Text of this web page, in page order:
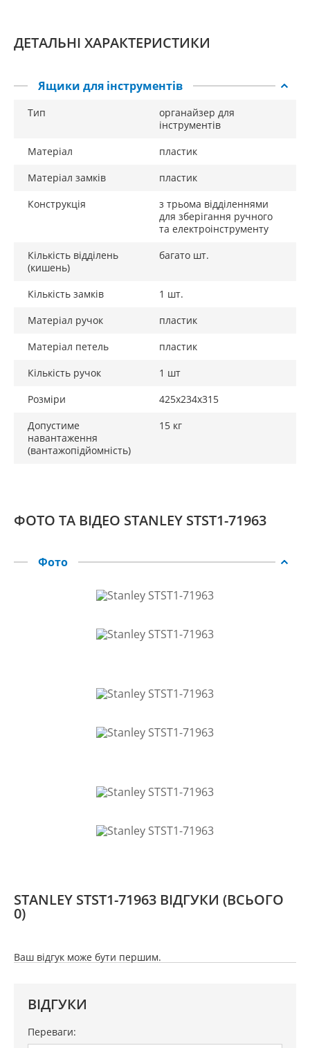
ДЕТАЛЬНІ ХАРАКТЕРИСТИКИ
Ящики для інструментів
Тип
органайзер для
інструментів
Матеріал
пластик
Матеріал замків
пластик
Конструкція
з трьома відділеннями
для зберігання ручного
та електроінструменту
Кількість відділень
(кишень)
багато шт.
Кількість замків
1 шт.
Матеріал ручок
пластик
Матеріал петель
пластик
Кількість ручок
1 шт
Розміри
425х234х315
Допустиме
навантаження
(вантажопідйомність)
15 кг
ФОТО ТА ВІДЕО STANLEY STST1-71963
Фото
STANLEY STST1-71963 ВІДГУКИ (ВСЬОГО
0)
Ваш відгук може бути першим.
ВІДГУКИ
Переваги: